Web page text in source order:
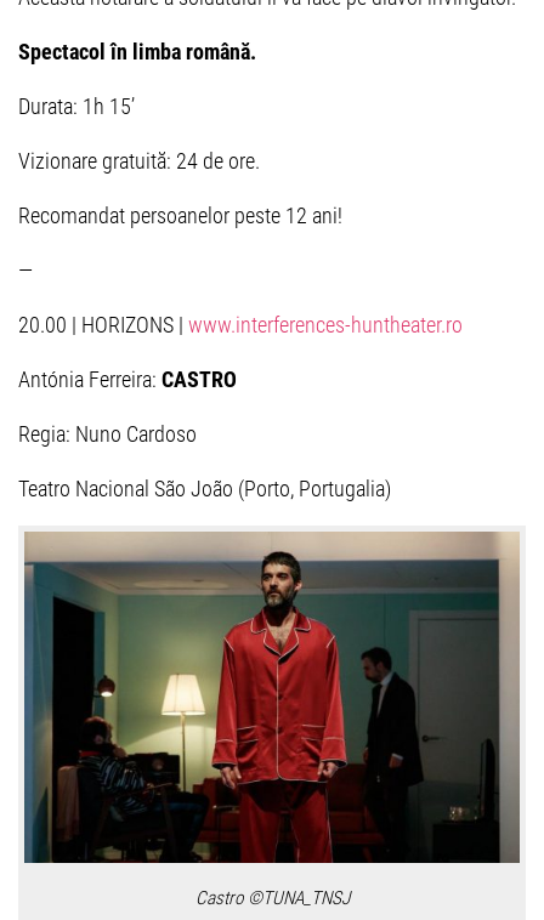
Spectacol în limba română.
Durata: 1h 15’
Vizionare gratuită: 24 de ore.
Recomandat persoanelor peste 12 ani!
—
20.00 | HORIZONS | www.interferences-huntheater.ro
Antónia Ferreira: CASTRO
Regia: Nuno Cardoso
Teatro Nacional São João (Porto, Portugalia)
Castro ©TUNA_TNSJ